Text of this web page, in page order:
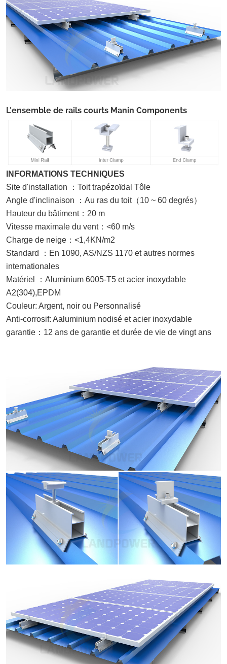
L'ensemble de rails courts Manin Components
INFORMATIONS TECHNIQUES
Site d'installation
： Toit trapézoïdal Tôle
Angle d'inclinaison
： Au ras du toit（10 ~ 60 degrés）
Hauteur du bâtiment： 20 m
Vitesse maximale du vent： <60 m/s
Charge de neige ： <1,4KN/m2
Standard
： En 1090, AS/NZS 1170 et autres normes
internationales
Matériel
： Aluminium 6005-T5 et acier inoxydable
A2(304),EPDM
Couleur: Argent, noir ou Personnalisé
Anti-corrosif: Aaluminium nodisé et acier inoxydable
garantie ： 12 ans de garantie et durée de vie de vingt ans